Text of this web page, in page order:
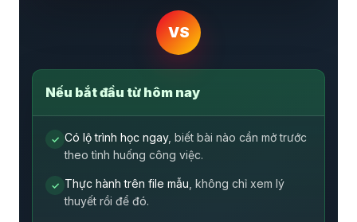
VS
Nếu bắt đầu từ hôm nay
✓ Có lộ trình học ngay, biết bài nào cần mở trước
theo tình huống công việc.
✓ Thực hành trên file mẫu , không chỉ xem lý
thuyết rồi để đó.